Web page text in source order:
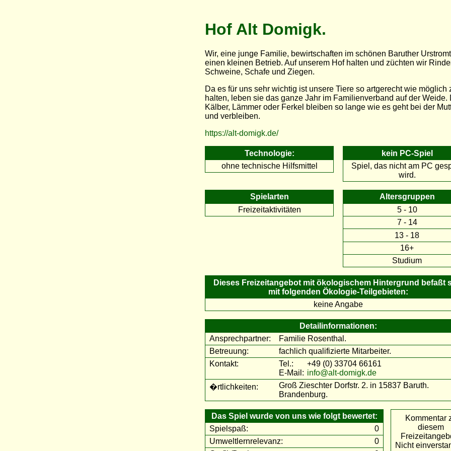
Hof Alt Domigk.
Wir, eine junge Familie, bewirtschaften im schönen Baruther
einen kleinen Betrieb. Auf unserem Hof halten und züchten wir
Schweine, Schafe und Ziegen.
Da es für uns sehr wichtig ist unsere Tiere so artgerecht wie möglich
halten, leben sie das ganze Jahr im Familienverband auf der Weide.
Kälber, Lämmer oder Ferkel bleiben so lange wie es geht bei der
und verbleiben.
https://alt-domigk.de/
Technologie:
ohne technische Hilfsmittel
kein PC-Spiel
Spiel, das nicht am PC
wird.
Spielarten
Freizeitaktivitäten
Altersgruppen
5 - 10
7 - 14
13 - 18
16+
Studium
Dieses Freizeitangebot mit ökologischem Hintergrund befaßt
mit folgenden Ökologie-Teilgebieten:
keine Angabe
Detailinformationen:
Ansprechpartner:
Familie Rosenthal.
Betreuung:
fachlich qualifizierte Mitarbeiter.
Kontakt:
Tel.:
+49 (0) 33704 66161
E-Mail: info@alt-domigk.de
�rtlichkeiten:
Groß Zieschter Dorfstr. 2. in 15837 Baruth.
Brandenburg.
Das Spiel wurde von uns wie folgt bewertet:
Spielspaß:
0
Umweltlernrelevanz:
0
Kommentar
diesem
Nicht